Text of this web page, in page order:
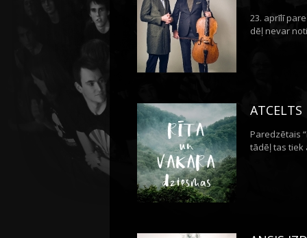
23. aprīlī
dēļ nevar
ATCELTS
Paredzētais
tādēļ tas tiek